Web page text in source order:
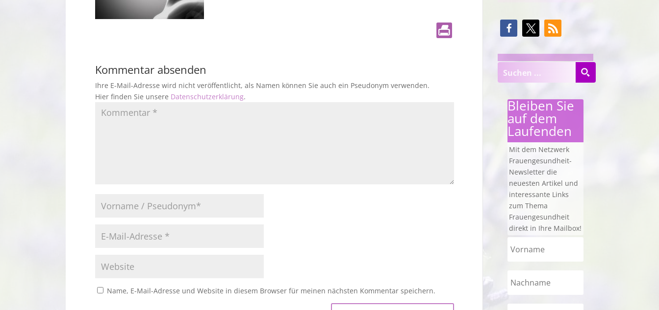
Kommentar absenden
Ihre E-Mail-Adresse wird nicht veröffentlicht, als Namen können Sie auch ein Pseudonym verwenden.
Hier finden Sie unsere Datenschutzerklärung.
Name, E-Mail-Adresse und Website in diesem Browser für meinen nächsten Kommentar speichern.
Bleiben Sie
auf dem
Laufenden
Mit dem Netzwerk
Frauengesundheit-
Newsletter die
neuesten Artikel und
interessante Links
zum Thema
Frauengesundheit
direkt in Ihre Mailbox!